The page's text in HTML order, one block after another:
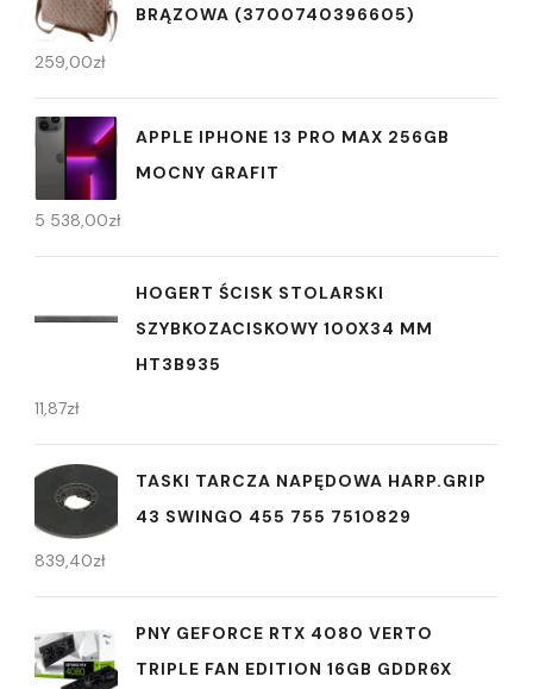
BRĄZOWA (3700740396605)
259,00zł
APPLE IPHONE 13 PRO MAX 256GB
MOCNY GRAFIT
5 538,00zł
HOGERT ŚCISK STOLARSKI
SZYBKOZACISKOWY 100X34 MM
HT3B935
11,87zł
TASKI TARCZA NAPĘDOWA HARP.GRIP
43 SWINGO 455 755 7510829
839,40zł
PNY GEFORCE RTX 4080 VERTO
TRIPLE FAN EDITION 16GB GDDR6X